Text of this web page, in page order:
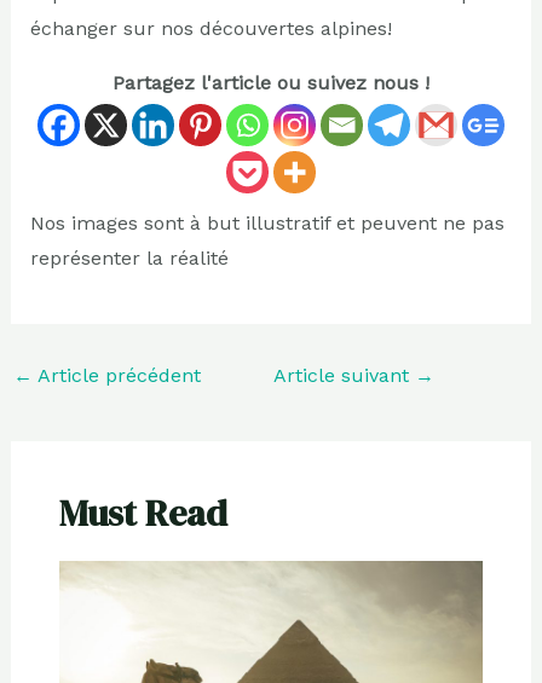
échanger sur nos découvertes alpines!
Partagez l'article ou suivez nous !
Nos images sont à but illustratif et peuvent ne pas
représenter la réalité
← Article précédent Article suivant →
Must Read